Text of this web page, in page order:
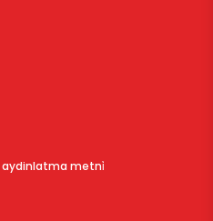
aydinlatma metni̇